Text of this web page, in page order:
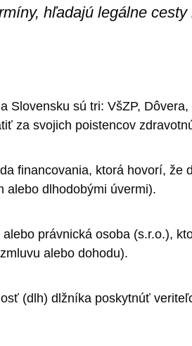
hľadajú legálne
Slovensku sú tri: VšZP,
za svojich poistencov
financovania, ktorá hovorí,
alebo dlhodobými úvermi).
právnická osoba (s.r.o.),
alebo dohodu).
(dlh) dlžníka poskytnúť